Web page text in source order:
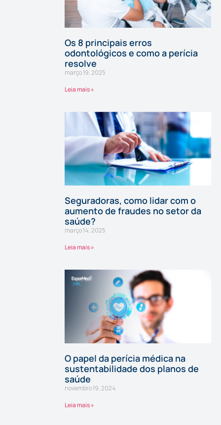
Os 8 principais erros
odontológicos e como a perícia
resolve
março 19, 2025
Leia mais »
Seguradoras, como lidar com o
aumento de fraudes no setor da
saúde?
março 14, 2025
Leia mais »
O papel da perícia médica na
sustentabilidade dos planos de
saúde
novembro 19, 2024
Leia mais »